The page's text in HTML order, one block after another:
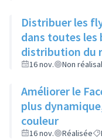
Distribuer les
dans toutes les
distribution du
16 nov. Non
Améliorer le
plus
couleur
16 nov. Réalisée